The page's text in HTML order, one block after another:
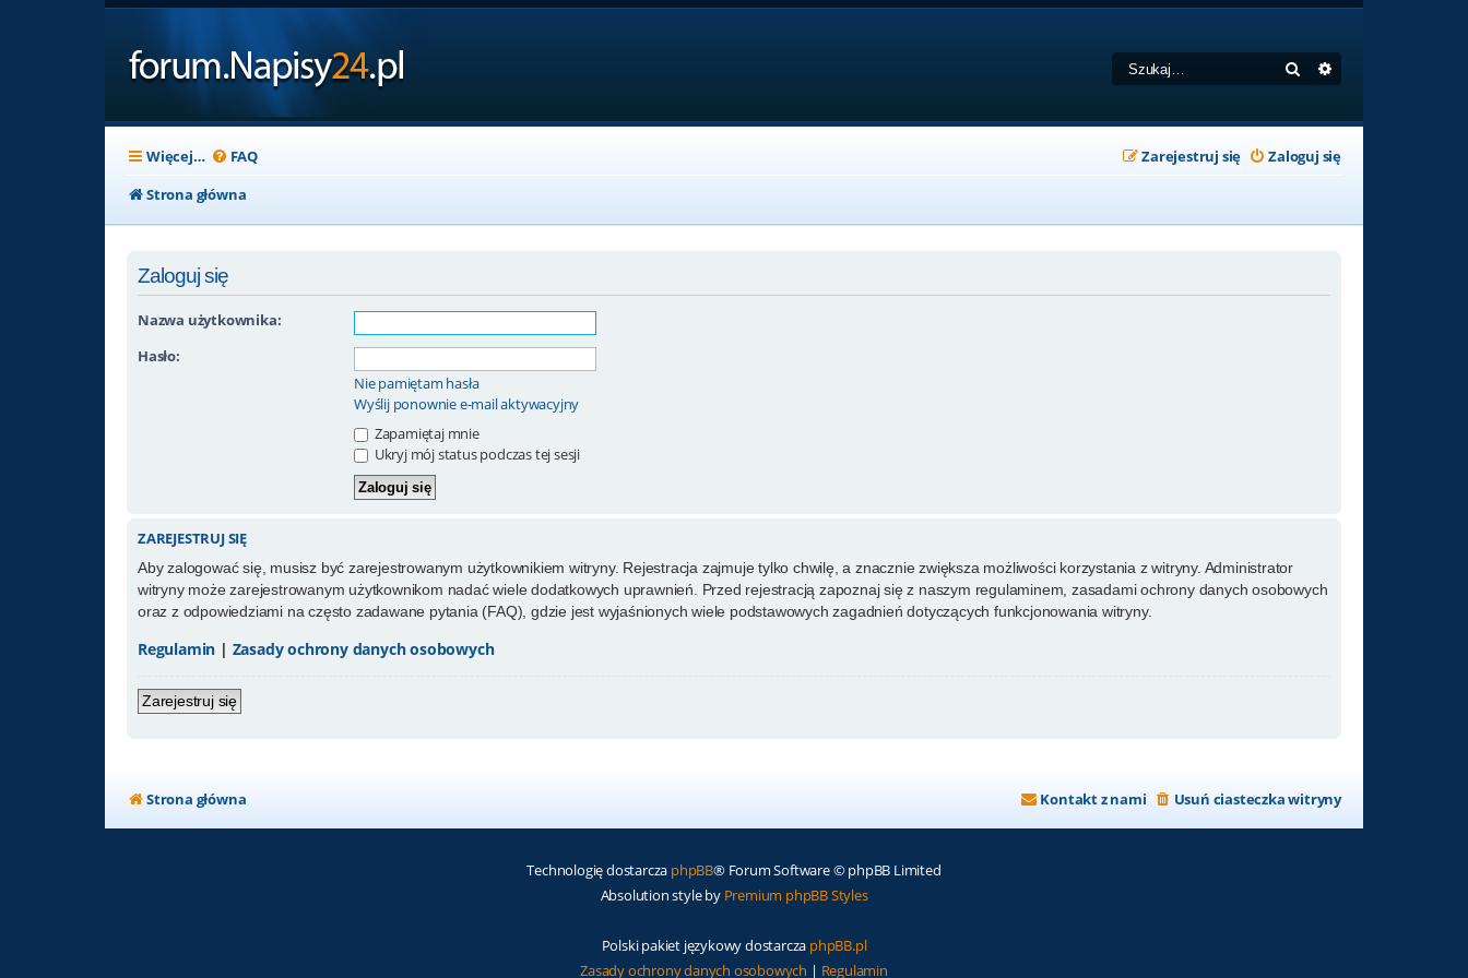
Szukaj
Więcej… FAQ Zaloguj się
Zarejestruj się
Strona główna
Zaloguj się
Nazwa użytkownika:
Hasło:
Nie pamiętam hasła
Wyślij ponownie e-mail aktywacyjny
Zapamiętaj mnie
Ukryj mój status podczas tej sesji
ZAREJESTRUJ SIĘ
Aby zalogować się, musisz być zarejestrowanym użytkownikiem witryny. Rejestracja zajmuje tylko chwilę, a znacznie zwiększa możliwości korzystania z witryny. Administrator
witryny może zarejestrowanym użytkownikom nadać wiele dodatkowych uprawnień. Przed rejestracją zapoznaj się z naszym regulaminem, zasadami ochrony danych osobowych
oraz z odpowiedziami na często zadawane pytania (FAQ), gdzie jest wyjaśnionych wiele podstawowych zagadnień dotyczących funkcjonowania witryny.
Regulamin | Zasady ochrony danych osobowych
Zarejestruj się
Strona główna Usuń ciasteczka witryny
Kontakt z nami
Technologię dostarcza phpBB® Forum Software © phpBB Limited
Absolution style by Premium phpBB Styles
Polski pakiet językowy dostarcza phpBB.pl
Zasady ochrony danych osobowych | Regulamin